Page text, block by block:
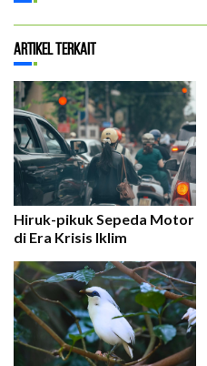
Artikel Terkait
Hiruk-pikuk Sepeda Motor
di Era Krisis Iklim